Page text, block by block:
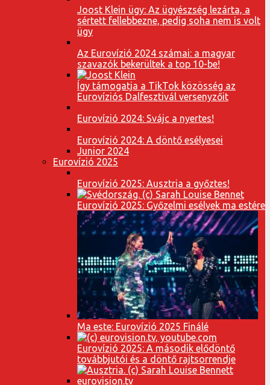
Joost Klein ügy: Az ügyészség lezárta, a
sértett fellebbezne, pedig soha nem is volt
ügy
Az Eurovízió 2024 számai: a magyar
szavazók bekerültek a top 10-be!
Így támogatja a TikTok közösség az
Eurovíziós Dalfesztivál versenyzőit
Eurovízió 2024: Svájc a nyertes!
Eurovízió 2024: A döntő esélyesei
Junior 2024
Eurovízió 2025
Eurovízió 2025: Ausztria a győztes!
Eurovízió 2025: Győzelmi esélyek ma estére
Ma este: Eurovízió 2025 Finálé
Eurovízió 2025: A második elődöntő
továbbjutói és a döntő rajtsorrendje